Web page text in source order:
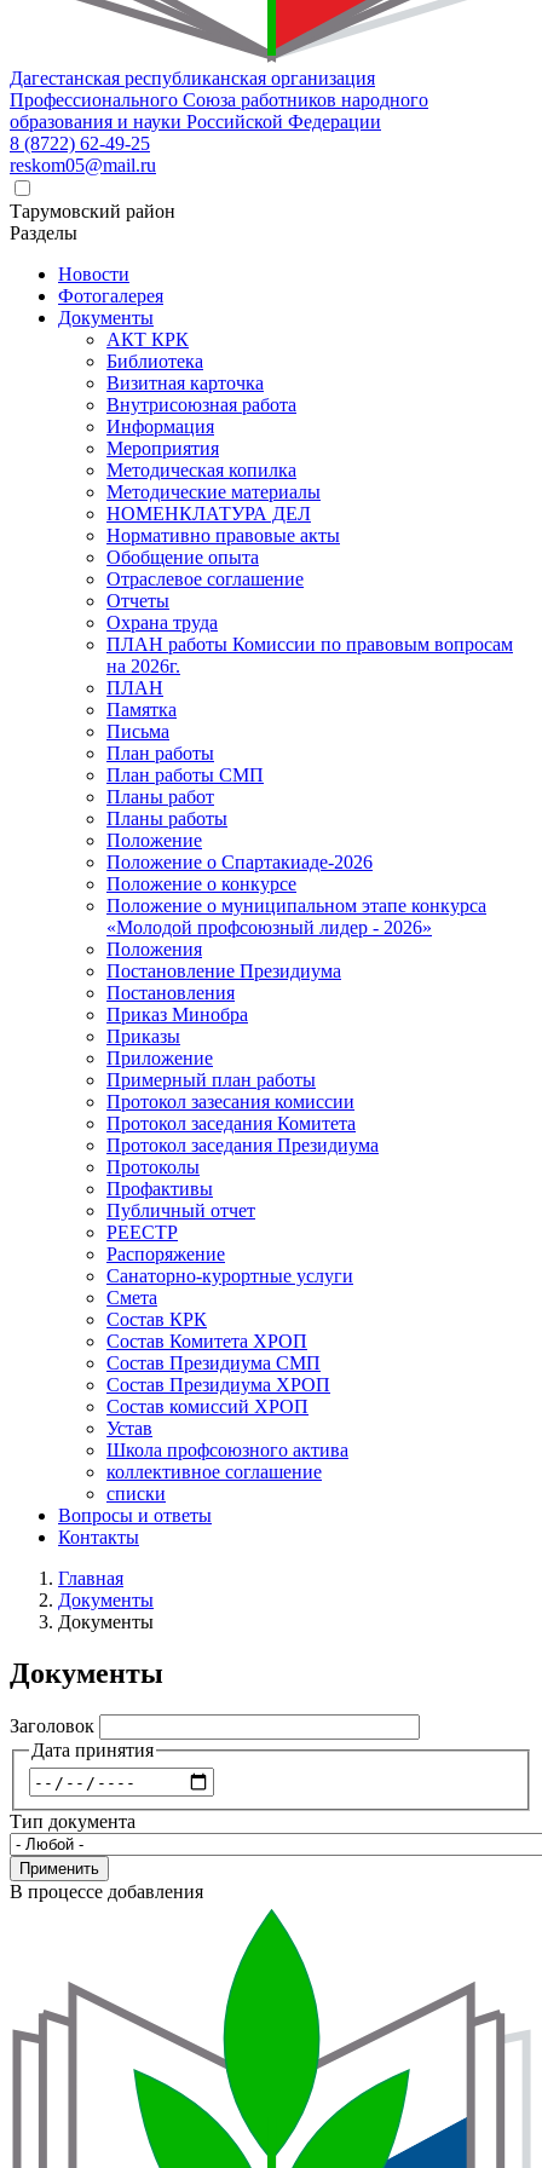
Дагестанская республиканская организация
Профессионального Союза работников народного
образования и науки Российской Федерации
8 (8722) 62-49-25
reskom05@mail.ru
Тарумовский район
Разделы
Новости
Фотогалерея
Документы
АКТ КРК
Библиотека
Визитная карточка
Внутрисоюзная работа
Информация
Мероприятия
Методическая копилка
Методические материалы
НОМЕНКЛАТУРА ДЕЛ
Нормативно правовые акты
Обобщение опыта
Отраслевое соглашение
Отчеты
Охрана труда
ПЛАН работы Комиссии по правовым вопросам
на 2026г.
ПЛАН
Памятка
Письма
План работы
План работы СМП
Планы работ
Планы работы
Положение
Положение о Спартакиаде-2026
Положение о конкурсе
Положение о муниципальном этапе конкурса
«Молодой профсоюзный лидер - 2026»
Положения
Постановление Президиума
Постановления
Приказ Минобра
Приказы
Приложение
Примерный план работы
Протокол зазесания комиссии
Протокол заседания Комитета
Протокол заседания Президиума
Протоколы
Профактивы
Публичный отчет
РЕЕСТР
Распоряжение
Санаторно-курортные услуги
Смета
Состав КРК
Состав Комитета ХРОП
Состав Президиума СМП
Состав Президиума ХРОП
Состав комиссий ХРОП
Устав
Школа профсоюзного актива
коллективное соглашение
списки
Вопросы и ответы
Контакты
Строка
навигации
Главная
Документы
Документы
Документы
Заголовок
Дата принятия
Дата
Тип документа
Применить
В процессе добавления